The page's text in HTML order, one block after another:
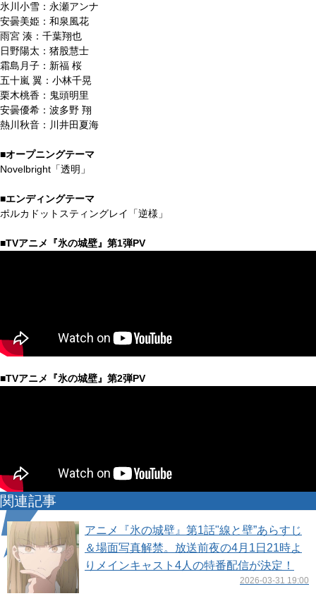
氷川小雪：永瀬アンナ
安曇美姫：和泉風花
雨宮 湊：千葉翔也
日野陽太：猪股慧士
霜島月子：新福 桜
五十嵐 翼：小林千晃
栗木桃香：鬼頭明里
安曇優希：波多野 翔
熱川秋音：川井田夏海
■オープニングテーマ
Novelbright「透明」
■エンディングテーマ
ポルカドットスティングレイ「逆様」
■TVアニメ『氷の城壁』第1弾PV
■TVアニメ『氷の城壁』第2弾PV
関連記事
アニメ『氷の城壁』第1話"線と壁”あらすじ
＆場面写真解禁。放送前夜の4月1日21時よ
りメインキャスト4人の特番配信が決定！
2026-03-31 19:00